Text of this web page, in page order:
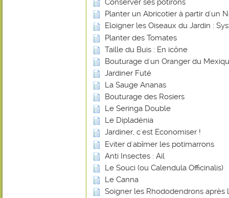
Conserver ses potirons
Planter un Abricotier à partir d'un
Eloigner les Oiseaux du Jardin :
Planter des Tomates
Taille du Buis : En icône
Bouturage d'un Oranger du
Jardiner Futé
La Sauge Ananas
Bouturage des Rosiers
Le Seringa Double
Le Dipladénia
Jardiner, c'est Economiser !
Eviter d'abîmer les potimarrons
Anti Insectes : Ail
Le Souci (ou Calendula Officinalis)
Le Canna
Soigner les Rhododendrons après